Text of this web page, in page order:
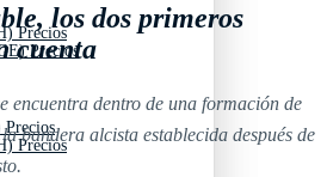
Precios
Precios
Precios
los dos primeros
cuenta
encuentra dentro de una formación de
bandera alcista establecida después de